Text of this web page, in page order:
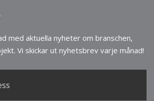
med aktuella nyheter om branschen,
Vi skickar ut nyhetsbrev varje månad!